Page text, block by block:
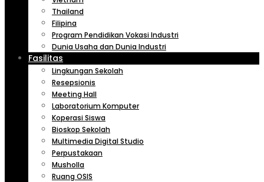
Thailand
Filipina
Program Pendidikan Vokasi Industri
Dunia Usaha dan Dunia Industri
Fasilitas
Lingkungan Sekolah
Resepsionis
Meeting Hall
Laboratorium Komputer
Koperasi Siswa
Bioskop Sekolah
Multimedia Digital Studio
Perpustakaan
Musholla
Ruang OSIS